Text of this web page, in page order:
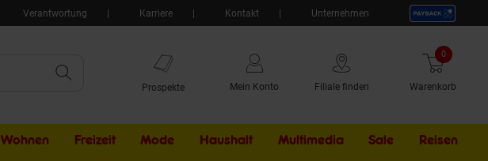
Verantwortung Karriere Kontakt Unternehmen
Prospekte Mein Konto Filiale finden Warenkorb
0 Artikel
Wohnen Freizeit Mode Haushalt Multimedia Sale Externer
Reisen